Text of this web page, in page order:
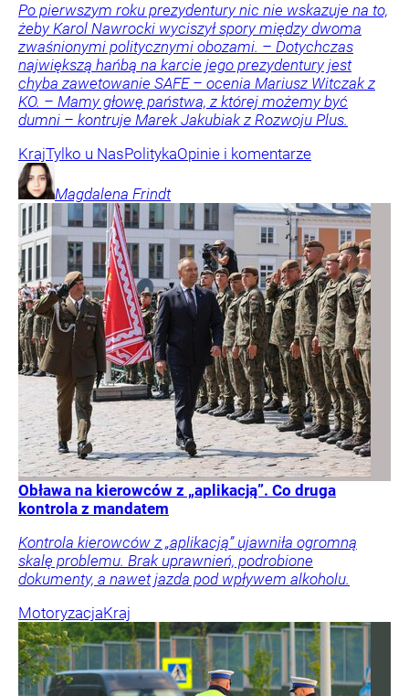
Po pierwszym roku prezydentury nic nie wskazuje na to,
żeby Karol Nawrocki wyciszył spory między dwoma
zwaśnionymi politycznymi obozami. – Dotychczas
największą hańbą na karcie jego prezydentury jest
chyba zawetowanie SAFE – ocenia Mariusz Witczak z
KO. – Mamy głowę państwa, z której możemy być
dumni – kontruje Marek Jakubiak z Rozwoju Plus.
KrajTylko u NasPolitykaOpinie i komentarze
Magdalena Frindt
Obława na kierowców z „aplikacją”. Co druga
kontrola z mandatem
Kontrola kierowców z „aplikacją” ujawniła ogromną
skalę problemu. Brak uprawnień, podrobione
dokumenty, a nawet jazda pod wpływem alkoholu.
MotoryzacjaKraj